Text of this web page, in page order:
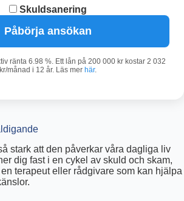
Skuldsanering
Påbörja ansökan
ränta 6.98 %. Ett lån på 200 000 kr kostar 2 032
kr/månad i 12 år. Läs mer här.
stark att den påverkar våra dagliga liv
dig fast i en cykel av skuld och skam,
terapeut eller rådgivare som kan hjälpa